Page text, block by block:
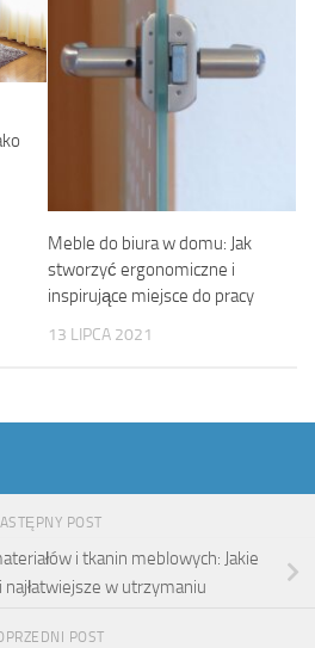
Meble do biura w domu: Jak
stworzyć ergonomiczne i
inspirujące miejsce do pracy
13 LIPCA 2021
POST
i tkanin meblowych: Jakie
w utrzymaniu
POST